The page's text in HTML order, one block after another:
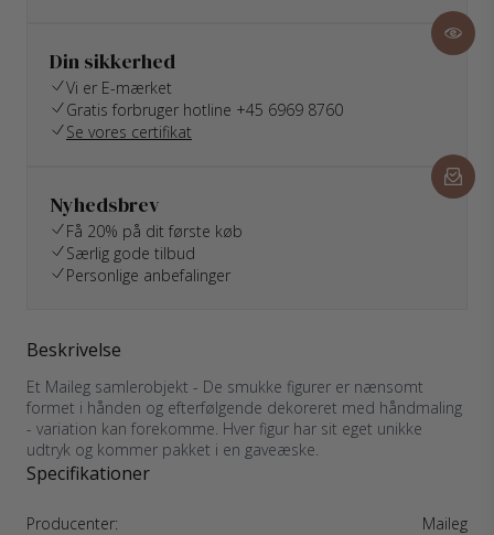
Din sikkerhed
Vi er E-mærket
Gratis forbruger hotline +45 6969 8760
Se vores certifikat
Nyhedsbrev
Få 20% på dit første køb
Særlig gode tilbud
Personlige anbefalinger
Beskrivelse
Et Maileg samlerobjekt - De smukke figurer er nænsomt
formet i hånden og efterfølgende dekoreret med håndmaling
- variation kan forekomme. Hver figur har sit eget unikke
udtryk og kommer pakket i en gaveæske.
Specifikationer
Producenter: Maileg